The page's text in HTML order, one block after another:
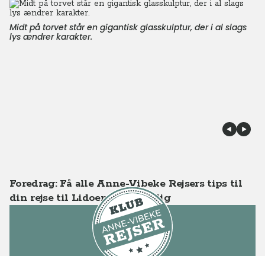
Midt på torvet står en gigantisk glasskulptur, der i al slags
lys ændrer karakter.
Foredrag: Få alle Anne-Vibeke Rejsers tips til
din rejse til Lidoen og Venedig